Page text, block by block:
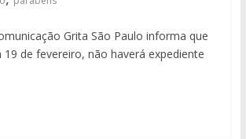
Grita São Paulo informa que
19 de fevereiro, não haverá expediente